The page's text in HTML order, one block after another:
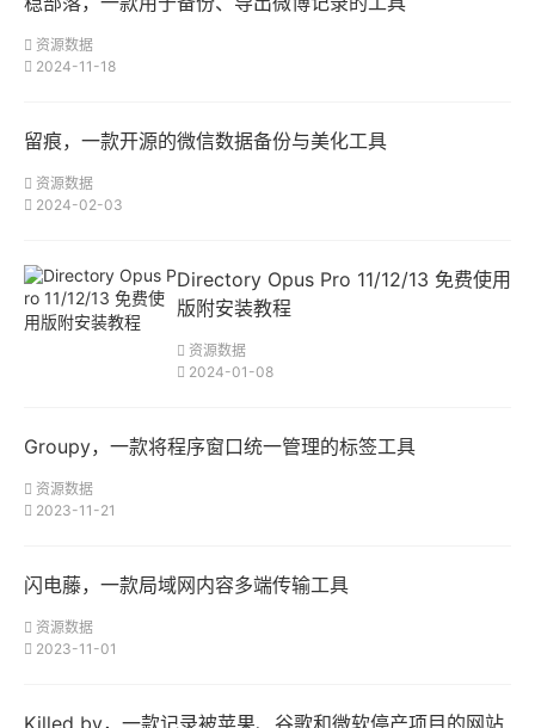
资源数据
2024-11-18
留痕，一款开源的微信数据备份与美化工具
资源数据
2024-02-03
Directory Opus Pro 11/12/13 免费使用
版附安装教程
资源数据
2024-01-08
Groupy，一款将程序窗口统一管理的标签工具
资源数据
2023-11-21
闪电藤，一款局域网内容多端传输工具
资源数据
2023-11-01
Killed by，一款记录被苹果、谷歌和微软停产项目的网站